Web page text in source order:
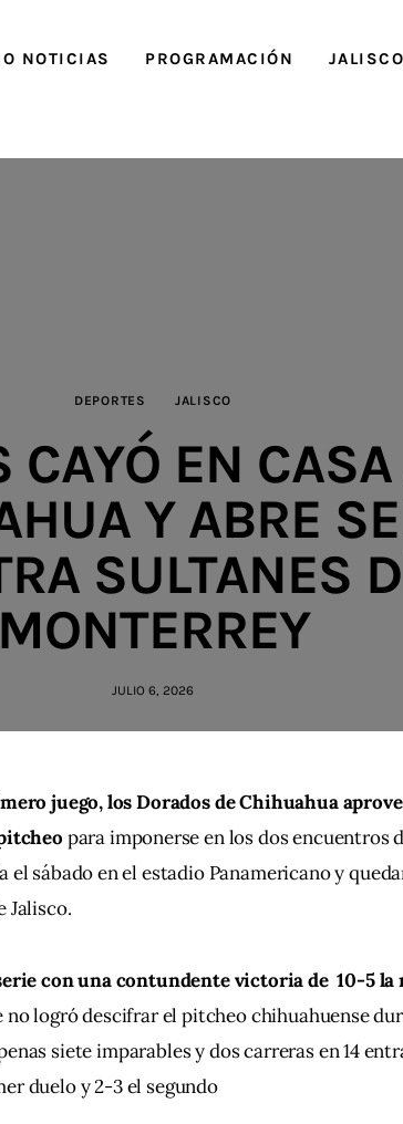
NOTICIAS PROGRAMACIÓN
DEPORTES JALISCO
CAYÓ EN
Y ABRE
SULTANES
MONTERREY
JULIO 6, 2026
juego, los Dorados de Chihuahua
para imponerse en los dos encuentros
el sábado en el estadio Panamericano y
Jalisco.
con una contundente victoria de  10-5 la
no logró descifrar el pitcheo chihuahuense
siete imparables y dos carreras en 14
duelo y 2-3 el segundo